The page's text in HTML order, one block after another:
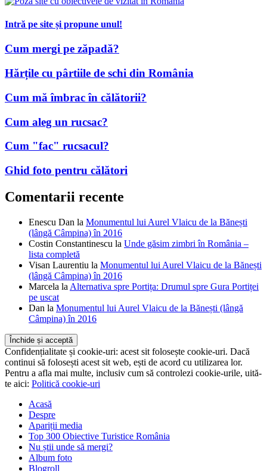
Intră pe site și propune unul!
Cum mergi pe zăpadă?
Hărțile cu pârtiile de schi din România
Cum mă îmbrac în călătorii?
Cum aleg un rucsac?
Cum "fac" rucsacul?
Ghid foto pentru călători
Comentarii recente
Enescu Dan la Monumentul lui Aurel Vlaicu de la Bănești
(lângă Câmpina) în 2016
Costin Constantinescu la Unde găsim zimbri în România –
lista completă
Visan Laurentiu la Monumentul lui Aurel Vlaicu de la Bănești
(lângă Câmpina) în 2016
Marcela la Alternativa spre Portița: Drumul spre Gura Portiței
pe uscat
Dan la Monumentul lui Aurel Vlaicu de la Bănești (lângă
Câmpina) în 2016
Confidențialitate și cookie-uri: acest sit folosește cookie-uri. Dacă
continui să folosești acest sit web, ești de acord cu utilizarea lor.
Pentru a afla mai multe, inclusiv cum să controlezi cookie-urile, uită-
te aici: Politică cookie-uri
Acasă
Despre
Apariții media
Top 300 Obiective Turistice România
Nu știi unde să mergi?
Album foto
Blogroll